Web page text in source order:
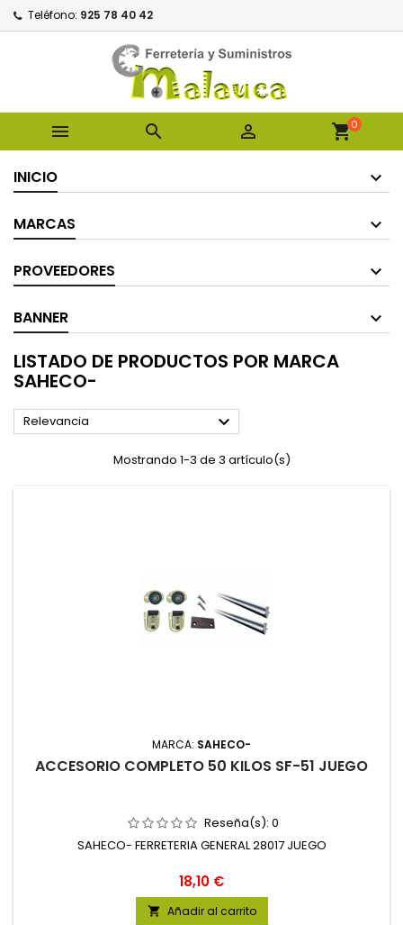
Teléfono: 925 78 40 42
   shopping_cart0
INICIO
MARCAS
PROVEEDORES
BANNER
LISTADO DE PRODUCTOS POR MARCA
SAHECO-
Relevancia 
Mostrando 1-3 de 3 artículo(s)
MARCA: SAHECO-
ACCESORIO COMPLETO 50 KILOS SF-51 JUEGO
Reseña(s): 0
SAHECO- FERRETERIA GENERAL 28017 JUEGO
Precio
18,10 €
 Añadir al carrito